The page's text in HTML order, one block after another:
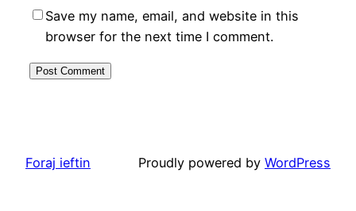
Save my name, email, and website in this
browser for the next time I comment.
Foraj ieftin Proudly powered by WordPress